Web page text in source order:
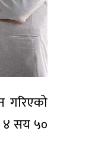
गरिएको
४ सय ५०